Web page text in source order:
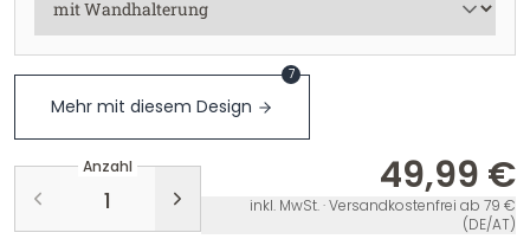
Mehr mit diesem Design
7
Anzahl 49,99 €
inkl. MwSt. · Versandkostenfrei ab 79 €
(DE/AT)